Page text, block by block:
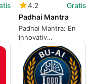
för
4.2
Gratis
Padhai Mantra
Padhai Mantra: En
innovativ
utbildningsapp